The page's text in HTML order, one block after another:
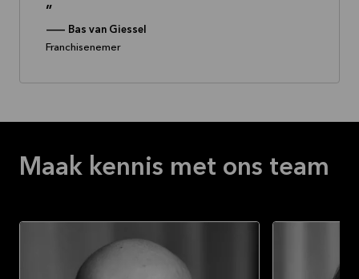
-- Bas van Giessel
Franchisenemer
Maak kennis met ons team